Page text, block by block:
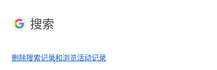
搜索
删除搜索记录和浏览活动记录